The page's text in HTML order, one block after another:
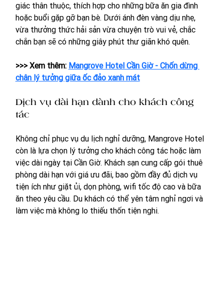
giác thân thuộc, thích hợp cho những bữa ăn gia đình
hoặc buổi gặp gỡ bạn bè. Dưới ánh đèn vàng dịu nhẹ,
vừa thưởng thức hải sản vừa chuyện trò vui vẻ, chắc
chắn bạn sẽ có những giây phút thư giãn khó quên.
>>> Xem thêm: Mangrove Hotel Cần Giờ - Chốn dừng
chân lý tưởng giữa ốc đảo xanh mát
Dịch vụ dài hạn dành cho khách công
tác
Không chỉ phục vụ du lịch nghỉ dưỡng, Mangrove Hotel
còn là lựa chọn lý tưởng cho khách công tác hoặc làm
việc dài ngày tại Cần Giờ. Khách sạn cung cấp gói thuê
phòng dài hạn với giá ưu đãi, bao gồm đầy đủ dịch vụ
tiện ích như giặt ủi, dọn phòng, wifi tốc độ cao và bữa
ăn theo yêu cầu. Du khách có thể yên tâm nghỉ ngơi và
làm việc mà không lo thiếu thốn tiện nghi.